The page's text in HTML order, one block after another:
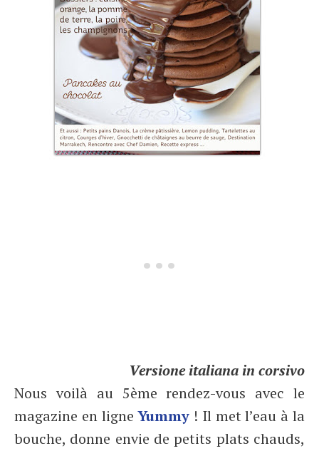
Versione italiana in corsivo
Nous voilà au 5ème rendez-vous avec le
magazine en ligneYummy ! Il met l’eau à la
bouche, donne envie de petits plats chauds,